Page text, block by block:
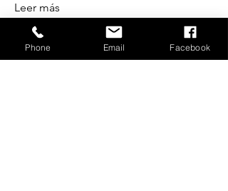
Leer más
Miembros
Phone Email Facebook